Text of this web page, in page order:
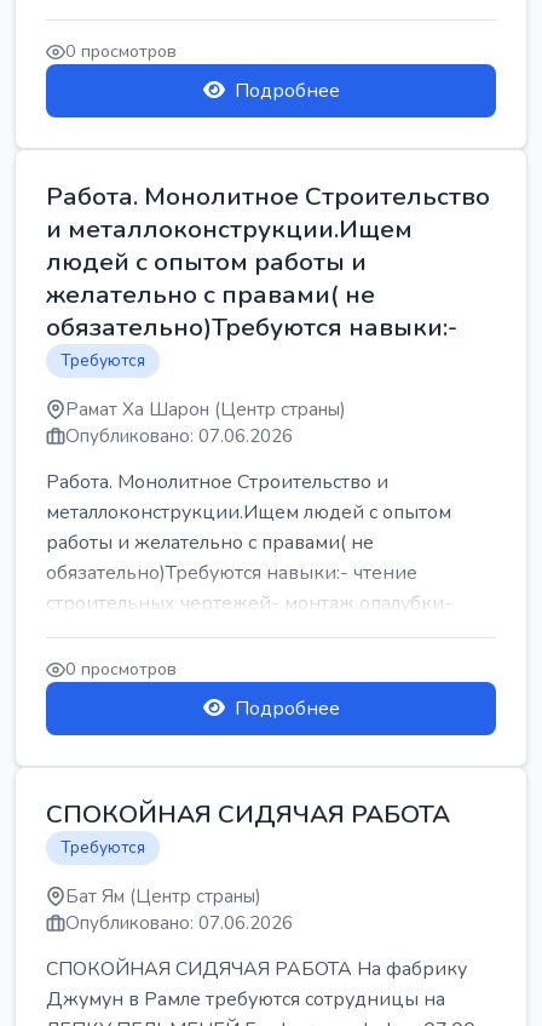
0 просмотров
Подробнее
Работа. Монолитное Строительство
и металлоконструкции.Ищем
людей с опытом работы и
желательно с правами( не
обязательно)Требуются навыки:-
Требуются
Рамат Ха Шарон (Центр страны)
Опубликовано: 07.06.2026
Работа. Монолитное Строительство и
металлоконструкции.Ищем людей с опытом
работы и желательно с правами( не
обязательно)Требуются навыки:- чтение
строительных чертежей- монтаж опалубки-
армокаркасыОпл...
0 просмотров
Подробнее
СПОКОЙНАЯ СИДЯЧАЯ РАБОТА
Требуются
Бат Ям (Центр страны)
Опубликовано: 07.06.2026
СПОКОЙНАЯ СИДЯЧАЯ РАБОТА На фабрику
Джумун в Рамле требуются сотрудницы на